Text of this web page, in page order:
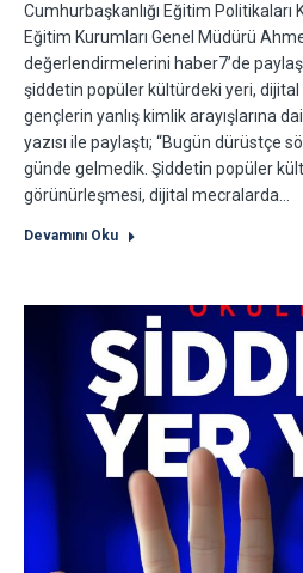
Cumhurbaşkanlığı Eğitim Politikaları
Eğitim Kurumları Genel Müdürü
değerlendirmelerini haber7’de
şiddetin popüler kültürdeki yeri, dijital
gençlerin yanlış kimlik arayışlarına
yazısı ile paylaştı; “Bugün dürüstçe
günde gelmedik. Şiddetin popüler
görünürleşmesi, dijital mecralarda…
Devamını Oku